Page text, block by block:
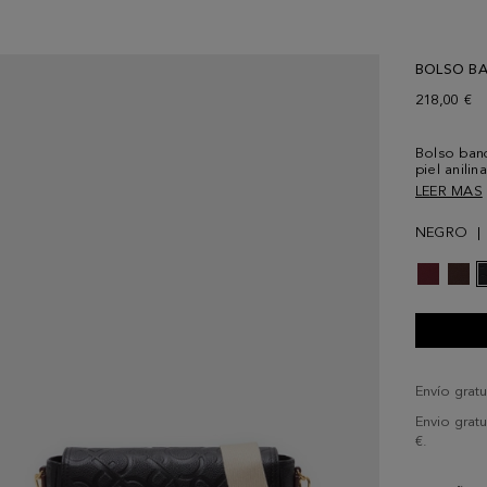
BOLSO
218,00 €
Bolso
piel
de
a tono.
con forro
exterior
en la
LEER MAS
NEGRO
Envío
Envio
€.